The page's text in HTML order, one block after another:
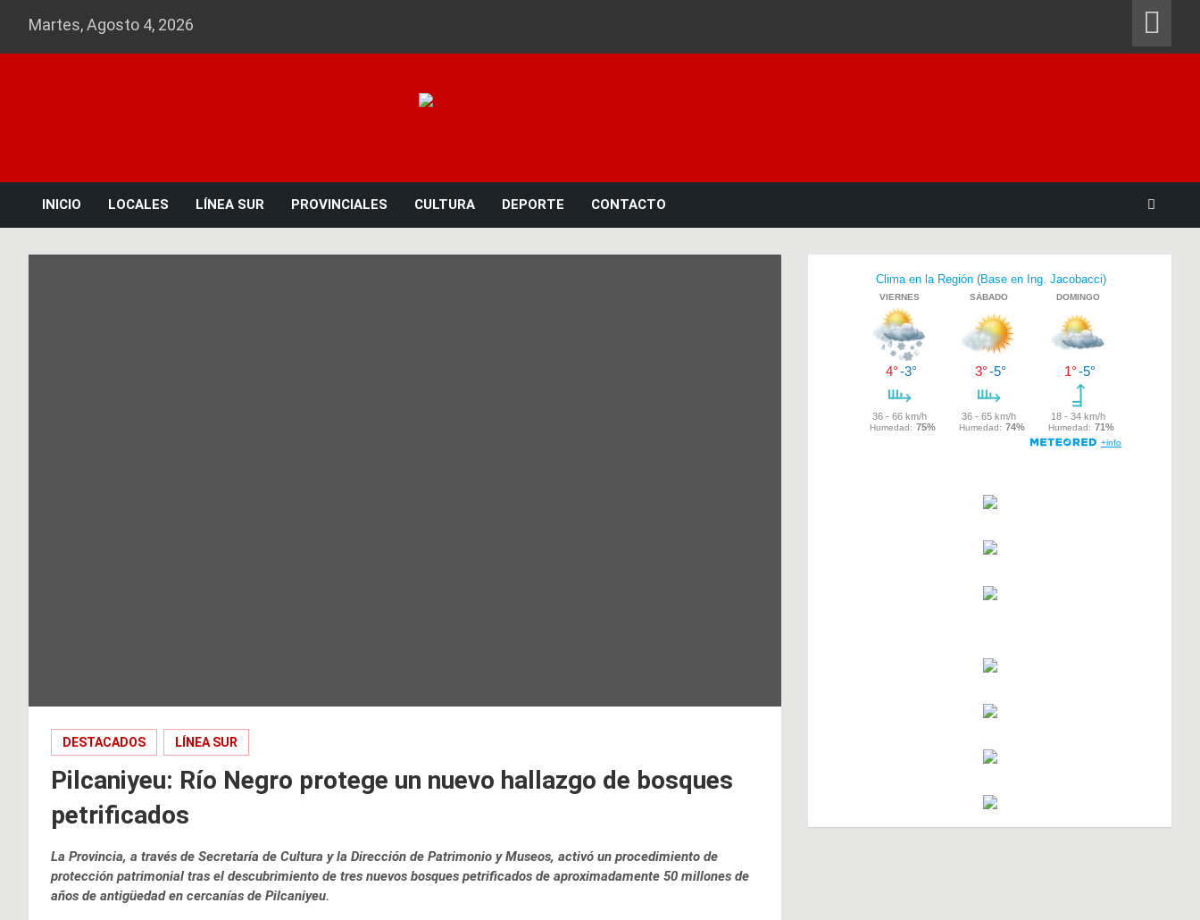
Martes, Agosto 4, 2026
INICIO LOCALES LÍNEA SUR PROVINCIALES CULTURA DEPORTE CONTACTO
DESTACADOS LÍNEA SUR
Pilcaniyeu: Río Negro protege un nuevo hallazgo de bosques
petrificados
La Provincia, a través de Secretaría de Cultura y la Dirección de Patrimonio y Museos, activó un procedimiento de
protección patrimonial tras el descubrimiento de tres nuevos bosques petrificados de aproximadamente 50 millones de
años de antigüedad en cercanías de Pilcaniyeu.